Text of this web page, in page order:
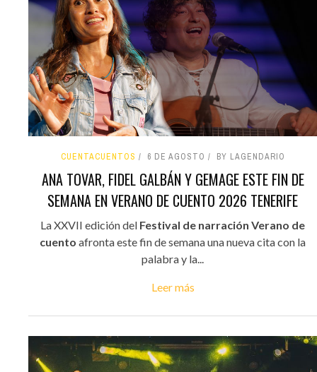
CUENTACUENTOS 6 DE AGOSTO BY LAGENDARIO
ANA TOVAR, FIDEL GALBÁN Y GEMAGE ESTE FIN DE
SEMANA EN VERANO DE CUENTO 2026 TENERIFE
La XXVII edición del Festival de narración Verano de
cuento afronta este fin de semana una nueva cita con la
palabra y la...
Leer más